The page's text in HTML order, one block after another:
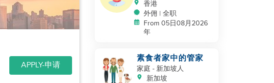
APPLY-申请
香港
外佣 | 全职
From 05日08月2026
年
素食者家中的管家
家庭 - 新加坡人
新加坡